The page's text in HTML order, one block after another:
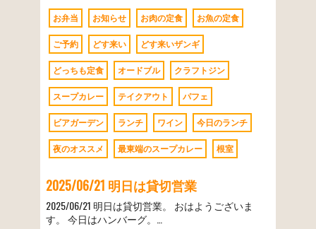
お弁当 お知らせ お肉の定食 お魚の定食
ご予約 どす来い どす来いザンギ
どっちも定食 オードブル クラフトジン
スープカレー テイクアウト パフェ
ビアガーデン ランチ ワイン 今日のランチ
夜のオススメ 最東端のスープカレー 根室
2025/06/21 明日は貸切営業
2025/06/21 明日は貸切営業。 おはようございま
す。 今日はハンバーグ。…